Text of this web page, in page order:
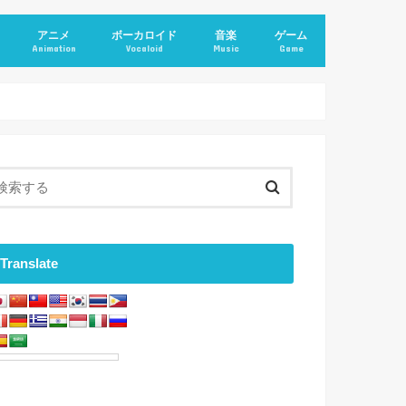
アニメ
Animation
ボーカロイド
Vocaloid
音楽
Music
ゲーム
Game
Translate